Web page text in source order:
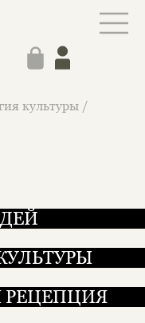
культуры /
РЕЦЕПЦИЯ